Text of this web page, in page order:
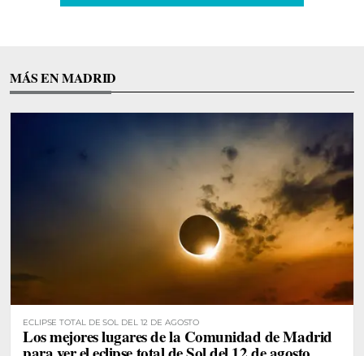
MÁS EN MADRID
ECLIPSE TOTAL DE SOL DEL 12 DE AGOSTO
Los mejores lugares de la Comunidad de Madrid